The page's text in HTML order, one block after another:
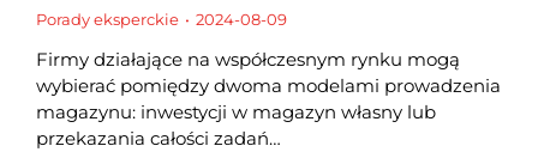
Porady eksperckie 2024-08-09
Firmy działające na współczesnym rynku mogą
wybierać pomiędzy dwoma modelami prowadzenia
magazynu: inwestycji w magazyn własny lub
przekazania całości zadań…